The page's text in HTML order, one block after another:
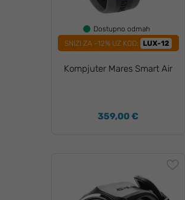
Dostupno odmah
SNIZI ZA -12% UZ KOD:
LUX-12
Kompjuter Mares Smart Air
359,00 €